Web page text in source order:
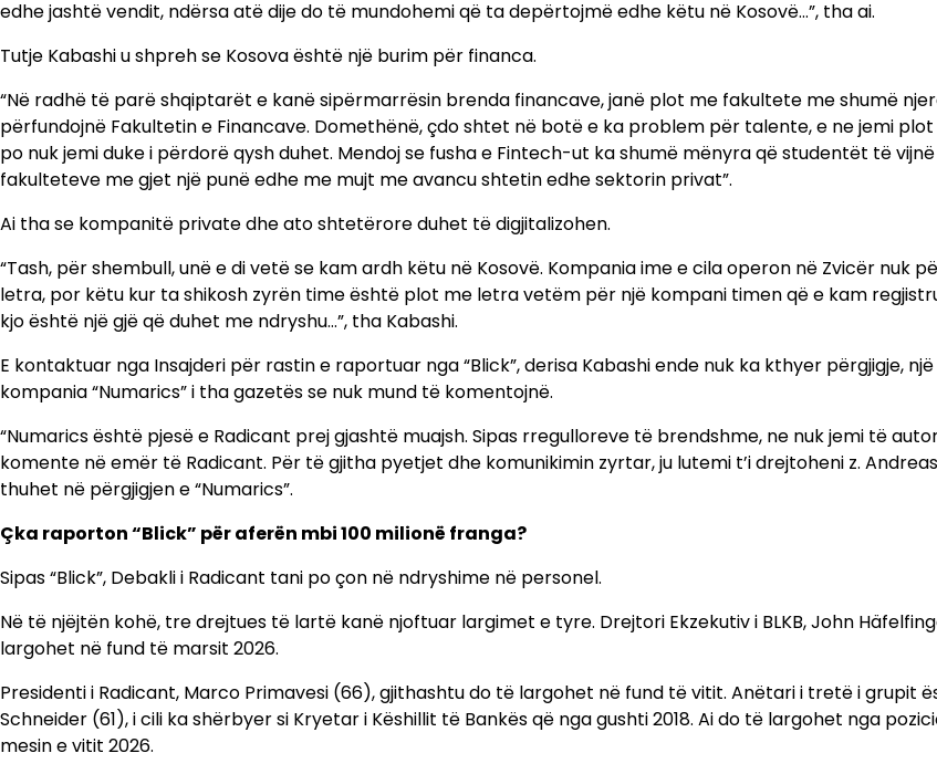
edhe jashtë vendit, ndërsa atë dije do të mundohemi që ta depërtojmë edhe këtu në Kosovë…”, tha ai.
Tutje Kabashi u shpreh se Kosova është një burim për financa.
“Në radhë të parë shqiptarët e kanë sipërmarrësin brenda financave, janë plot me fakultete me shumë
përfundojnë Fakultetin e Financave. Domethënë, çdo shtet në botë e ka problem për talente, e ne jemi
po nuk jemi duke i përdorë qysh duhet. Mendoj se fusha e Fintech-ut ka shumë mënyra që studentët të
fakulteteve me gjet një punë edhe me mujt me avancu shtetin edhe sektorin privat”.
Ai tha se kompanitë private dhe ato shtetërore duhet të digjitalizohen.
“Tash, për shembull, unë e di vetë se kam ardh këtu në Kosovë. Kompania ime e cila operon në Zvicër nuk
letra, por këtu kur ta shikosh zyrën time është plot me letra vetëm për një kompani timen që e kam
kjo është një gjë që duhet me ndryshu…”, tha Kabashi.
E kontaktuar nga Insajderi për rastin e raportuar nga “Blick”, derisa Kabashi ende nuk ka kthyer përgjigje,
kompania “Numarics” i tha gazetës se nuk mund të komentojnë.
“Numarics është pjesë e Radicant prej gjashtë muajsh. Sipas rregulloreve të brendshme, ne nuk jemi të
komente në emër të Radicant. Për të gjitha pyetjet dhe komunikimin zyrtar, ju lutemi t’i drejtoheni z.
thuhet në përgjigjen e “Numarics”.
Çka raporton “Blick” për aferën mbi 100 milionë franga?
Sipas “Blick”, Debakli i Radicant tani po çon në ndryshime në personel.
Në të njëjtën kohë, tre drejtues të lartë kanë njoftuar largimet e tyre. Drejtori Ekzekutiv i BLKB, John
largohet në fund të marsit 2026.
Presidenti i Radicant, Marco Primavesi (66), gjithashtu do të largohet në fund të vitit. Anëtari i tretë i grupit
Schneider (61), i cili ka shërbyer si Kryetar i Këshillit të Bankës që nga gushti 2018. Ai do të largohet nga
mesin e vitit 2026.